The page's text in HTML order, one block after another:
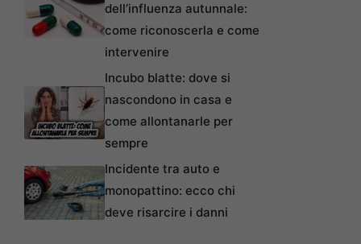
dell’influenza autunnale:
come riconoscerla e come
intervenire
Incubo blatte: dove si
nascondono in casa e
come allontanarle per
sempre
Incidente tra auto e
monopattino: ecco chi
deve risarcire i danni